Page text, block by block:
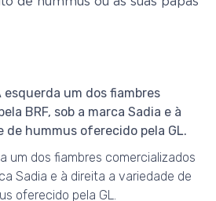
um dos fiambres comercializados
Sadia e à direita a variedade de
oferecido pela GL.